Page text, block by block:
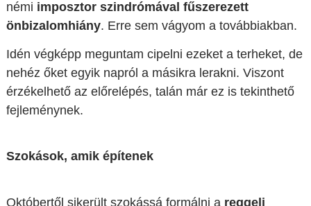
némi imposztor szindrómával fűszerezett
önbizalomhiány. Erre sem vágyom a továbbiakban.
Idén végképp meguntam cipelni ezeket a terheket, de
nehéz őket egyik napról a másikra lerakni. Viszont
érzékelhető az előrelépés, talán már ez is tekinthető
fejleménynek.
Szokások, amik építenek
Októbertől sikerült szokássá formálni a reggeli